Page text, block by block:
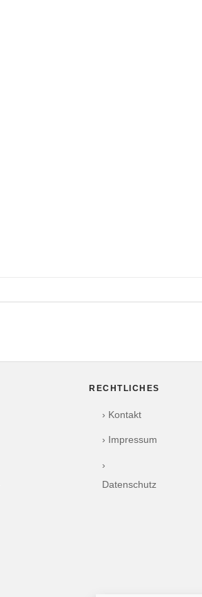
RECHTLICHES
› Kontakt
› Impressum
›
Datenschutz